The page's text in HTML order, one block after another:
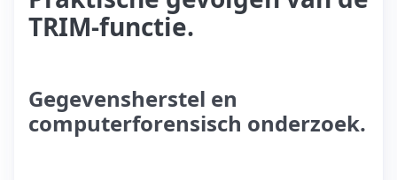
TRIM-functie.
Gegevensherstel en
computerforensisch onderzoek.